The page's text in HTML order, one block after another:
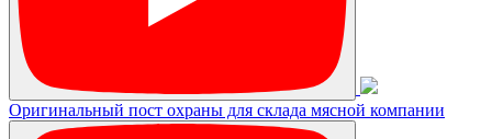
Оригинальный пост охраны для склада мясной компании